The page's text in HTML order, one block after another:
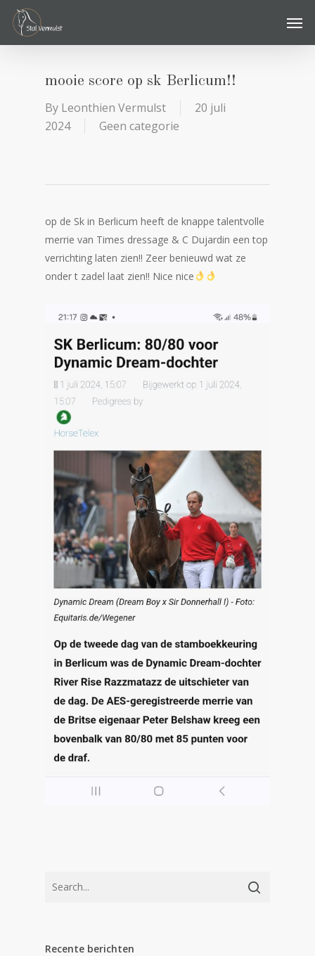
Skip
main
mooie score op sk Berlicum!!
By Leonthien Vermulst
20 juli
2024
Geen categorie
op de Sk in Berlicum heeft de knappe talentvolle
merrie van Times dressage & C Dujardin een top
verrichting laten zien!! Zeer benieuwd wat ze
onder t zadel laat zien!! Nice nice
Recente berichten